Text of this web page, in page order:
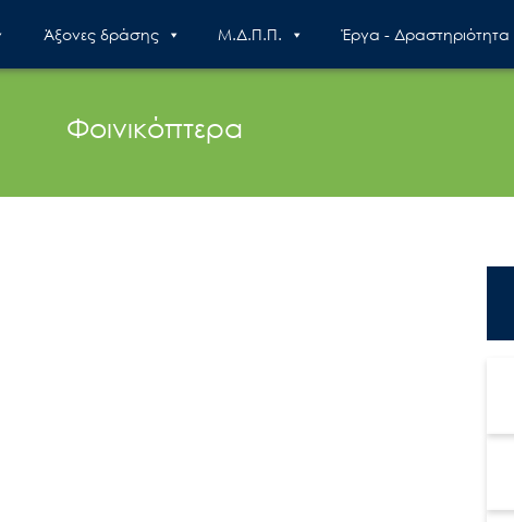
Άξονες δράσης Μ.Δ.Π.Π. Έργα - Δραστηριότητα
Φοινικόπτερα